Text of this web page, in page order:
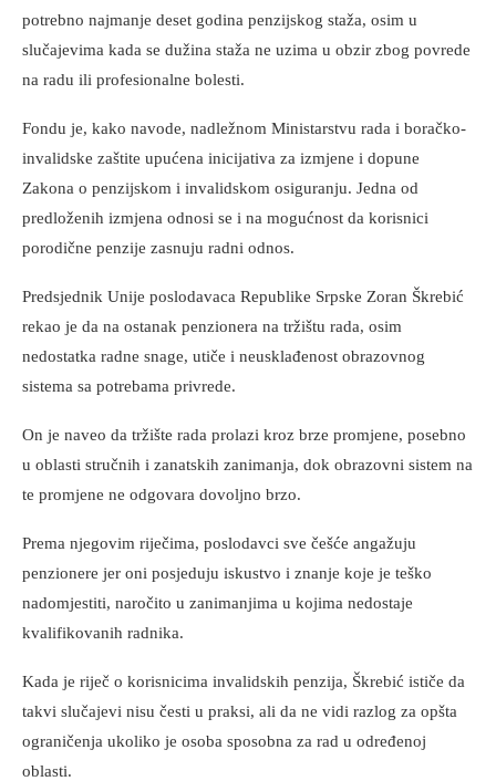
potrebno najmanje deset godina penzijskog staža, osim u
slučajevima kada se dužina staža ne uzima u obzir zbog povrede
na radu ili profesionalne bolesti.
Fondu je, kako navode, nadležnom Ministarstvu rada i boračko-
invalidske zaštite upućena inicijativa za izmjene i dopune
Zakona o penzijskom i invalidskom osiguranju. Jedna od
predloženih izmjena odnosi se i na mogućnost da korisnici
porodične penzije zasnuju radni odnos.
Predsjednik Unije poslodavaca Republike Srpske Zoran Škrebić
rekao je da na ostanak penzionera na tržištu rada, osim
nedostatka radne snage, utiče i neusklađenost obrazovnog
sistema sa potrebama privrede.
On je naveo da tržište rada prolazi kroz brze promjene, posebno
u oblasti stručnih i zanatskih zanimanja, dok obrazovni sistem na
te promjene ne odgovara dovoljno brzo.
Prema njegovim riječima, poslodavci sve češće angažuju
penzionere jer oni posjeduju iskustvo i znanje koje je teško
nadomjestiti, naročito u zanimanjima u kojima nedostaje
kvalifikovanih radnika.
Kada je riječ o korisnicima invalidskih penzija, Škrebić ističe da
takvi slučajevi nisu česti u praksi, ali da ne vidi razlog za opšta
ograničenja ukoliko je osoba sposobna za rad u određenoj
oblasti.